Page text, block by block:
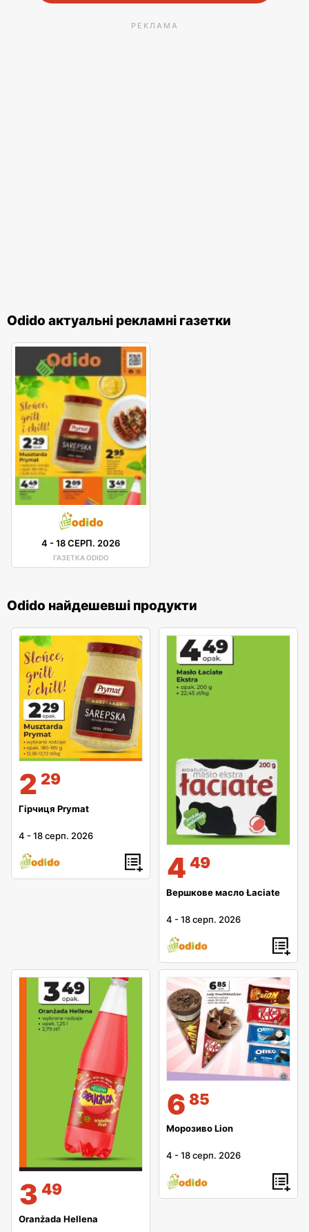
РЕКЛАМА
Odido актуальні рекламні газетки
4 -18 СЕРП. 2026
ГАЗЕТКА ODIDO
Odido найдешевші продукти
2 29
Гірчиця Prymat
4 -18 серп. 2026
4 49
Вершкове масло Łaciate
4 -18 серп. 2026
3 49
Oranżada Hellena
6 85
Морозиво Lion
4 -18 серп. 2026